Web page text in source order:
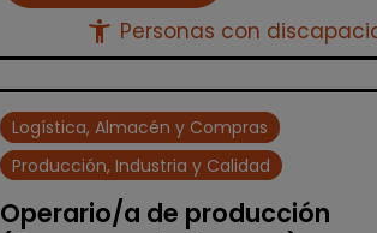
accessibility_new Personas con
Logística, Almacén y Compras
Producción, Industria y Calidad
Operario/a de producción